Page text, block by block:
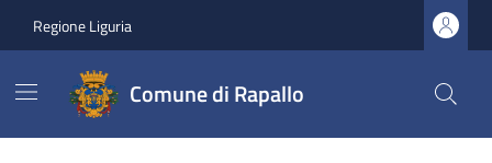
Regione Liguria
Comune di Rapallo